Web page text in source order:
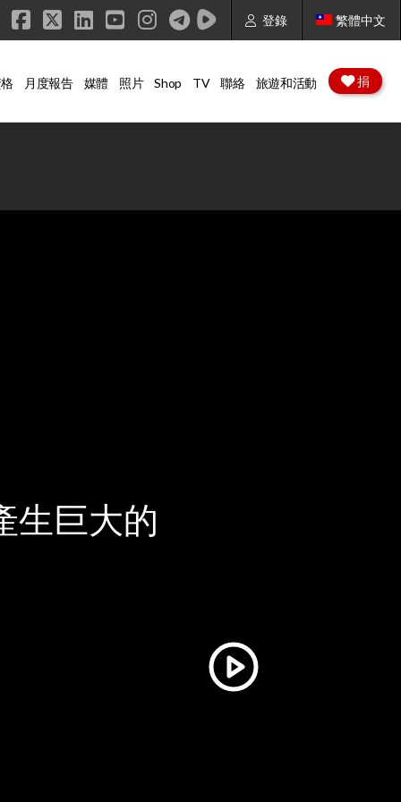
登錄 繁體中文
Facebook
X LinkedIn
YouTube
Instagram
月度報告 媒體 照片 Shop TV 聯絡 旅遊和活動 捐
生巨大的